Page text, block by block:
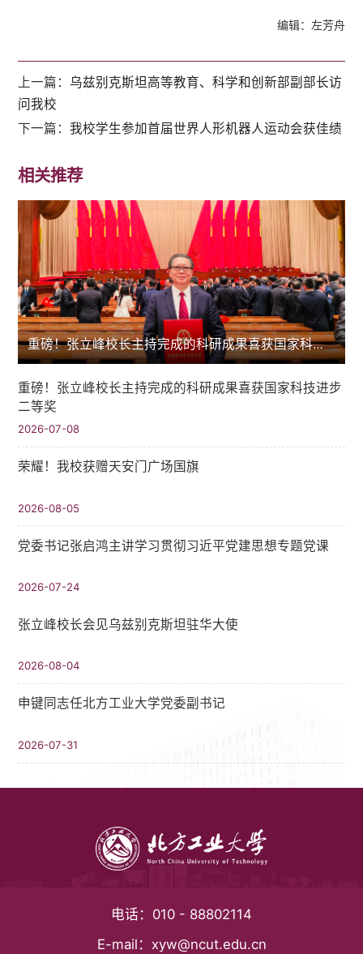
编辑：左芳舟
上一篇：乌兹别克斯坦高等教育、科学和创新部副部长访
问我校
下一篇：我校学生参加首届世界人形机器人运动会获佳绩
相关推荐
重磅！张立峰校长主持完成的科研成果喜获国家科技进步二等奖
重磅！张立峰校长主持完成的科研成果喜获国家科技进步
二等奖
2026-07-08
荣耀！我校获赠天安门广场国旗
2026-08-05
党委书记张启鸿主讲学习贯彻习近平党建思想专题党课
2026-07-24
张立峰校长会见乌兹别克斯坦驻华大使
2026-08-04
申键同志任北方工业大学党委副书记
2026-07-31
电话： 010 - 88802114
E-mail： xyw@ncut.edu.cn